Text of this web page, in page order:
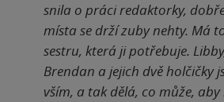
snila o práci redaktorky,
místa se drží zuby nehty. Má
sestru, která ji potřebuje.
Brendan a jejich dvě holčičky
vším, a tak dělá, co může, aby